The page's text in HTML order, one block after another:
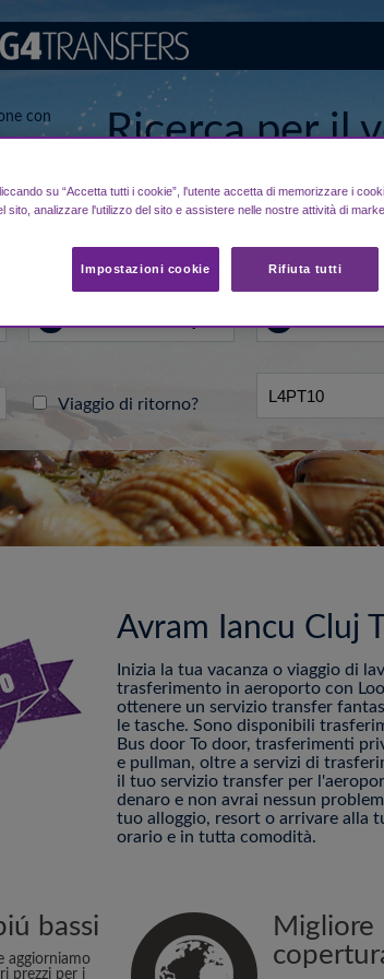
con
Ricerca per il
da/per
A
Viaggio di ritorno?
Avram Iancu Cluj
Inizia la tua vacanza o viaggio di
trasferimento in aeroporto con
ottenere un servizio transfer
le tasche. Sono disponibili
Bus door To door, trasferimenti
e pullman, oltre a servizi di
il tuo servizio transfer per
denaro e non avrai nessun
tuo alloggio, resort o arrivare alla
orario e in tutta comodità.
bassi
aggiorniamo
prezzi per i
Migliore
su “Accetta tutti i cookie”, l'utente accetta di memorizzare i
sito, analizzare l'utilizzo del sito e assistere nelle nostre attività di
Rifiuta tutti
Impostazioni cookie